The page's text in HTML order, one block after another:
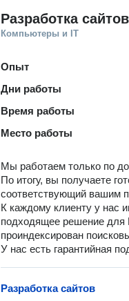
Разработка сайтов
Компьютеры и IT
Опыт
Дни работы
Время работы
Место работы
Мы работаем только по
По итогу, вы получаете
соответствующий вашим
К каждому клиенту у нас
подходящее решение
проиндексирован
У нас есть гарантийная
Разработка сайтов